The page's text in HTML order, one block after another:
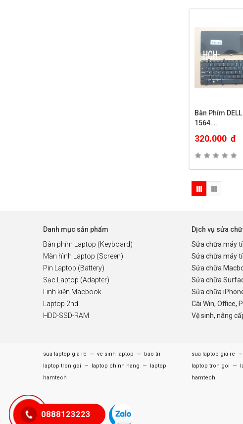
Bàn Phím
1564….
320.000 đ
Danh mục sản phẩm
Bàn phím Laptop (Keyboard)
Màn hình Laptop (Screen)
Pin Laptop (Battery)
Sạc Laptop (Adapter)
Linh kiện Macbook
Laptop 2nd
HDD-SSD-RAM
Dịch vụ sửa
Sửa chữa máy
Sửa chữa máy
Sửa chữa
Sửa chữa
Sửa chữa
Cài Win, Office,
Vệ sinh, nâng
sua laptop gia re – ve sinh laptop –
bao tri
laptop tron goi
– laptop chinh hang –
laptop
hamtech
sua laptop gia re –
laptop tron goi
–
hamtech
0888123223